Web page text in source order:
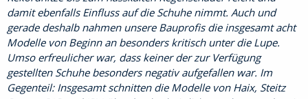
damit ebenfalls Einfluss auf die Schuhe nimmt. Auch und
gerade deshalb nahmen unsere Bauprofis die insgesamt acht
Modelle von Beginn an besonders kritisch unter die Lupe.
Umso erfreulicher war, dass keiner der zur Verfügung
gestellten Schuhe besonders negativ aufgefallen war. Im
Gegenteil: Insgesamt schnitten die Modelle von Haix, Steitz